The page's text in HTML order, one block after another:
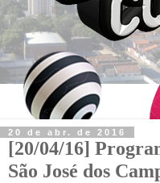
20 de abr. de 2016
[20/04/16]
São José dos